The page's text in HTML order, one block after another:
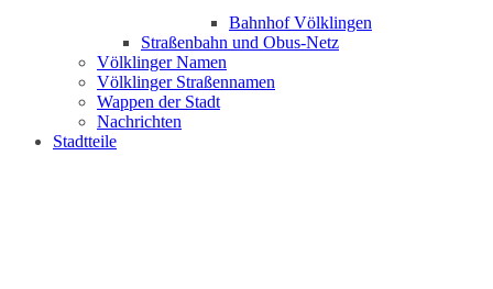
Bahnhof Völklingen
Straßenbahn und Obus-Netz
Völklinger Namen
Völklinger Straßennamen
Wappen der Stadt
Nachrichten
Stadtteile